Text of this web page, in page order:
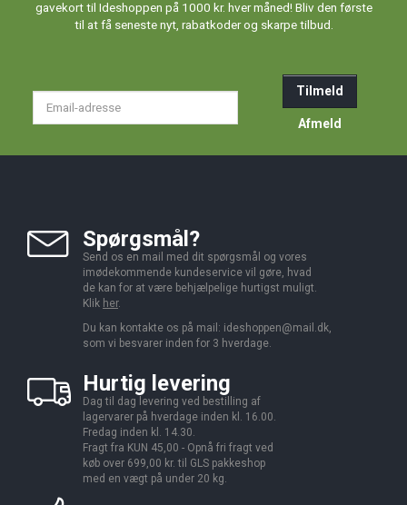
gavekort til Ideshoppen på 1000 kr. hver måned! Bliv den første
til at få seneste nyt, rabatkoder og skarpe tilbud.
Tilmeld
Afmeld
Spørgsmål?
Send os en mail med dit spørgsmål og vores
imødekommende kundeservice vil gøre, hvad
de kan for at være behjælpelige hurtigst muligt.
Klik her.
Du kan kontakte os på mail: ideshoppen@mail.dk,
som vi besvarer inden for 3 hverdage.
Hurtig levering
Dag til dag levering ved bestilling af
lagervarer på hverdage inden kl. 16.00.
Fredag inden kl. 14.30.
Fragt fra KUN 45,00 - Opnå fri fragt ved
køb over 699,00 kr. til GLS pakkeshop
med en vægt på under 20 kg.